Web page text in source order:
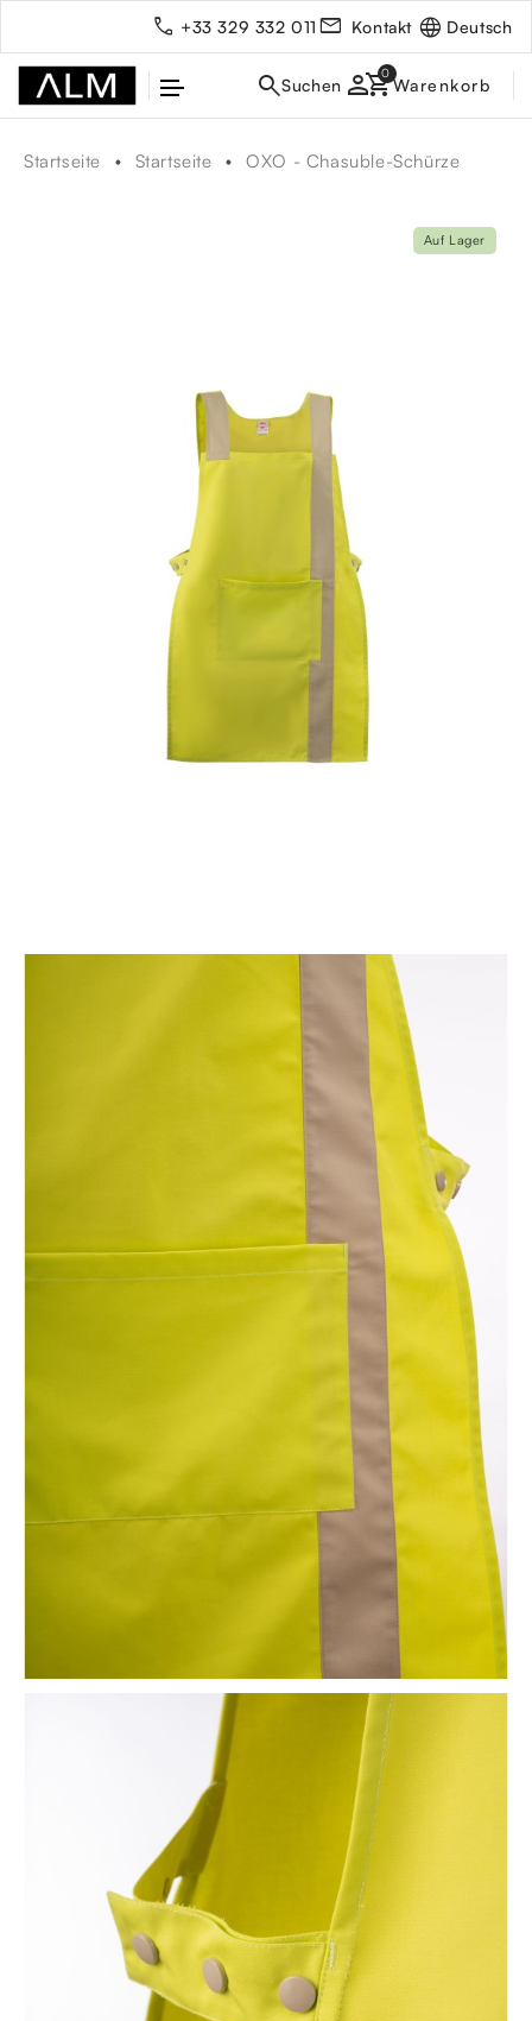
+33 329 332 011 Kontakt Deutsch
person
Startseite Startseite OXO - Chasuble-Schürze
Auf Lager